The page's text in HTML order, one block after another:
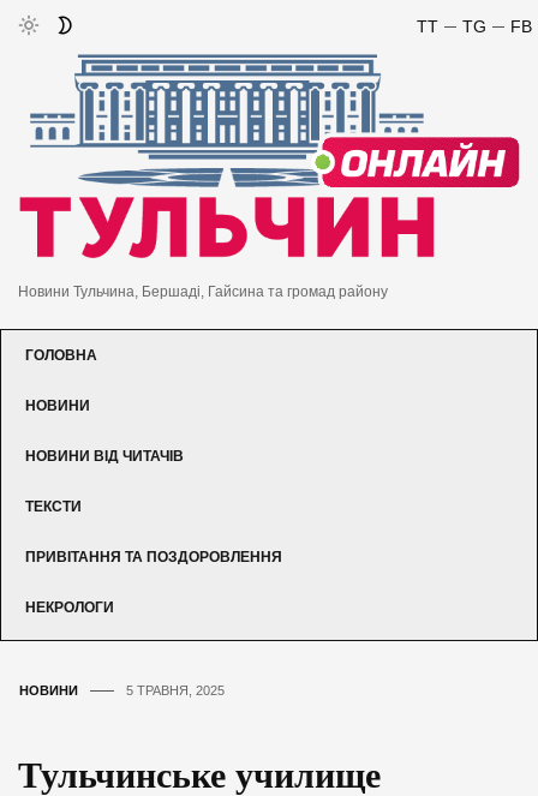
FB
TG
TT
Новини Тульчина, Бершаді, Гайсина та громад району
ГОЛОВНА
НОВИНИ
НОВИНИ ВІД ЧИТАЧІВ
ТЕКСТИ
ПРИВІТАННЯ ТА ПОЗДОРОВЛЕННЯ
НЕКРОЛОГИ
НОВИНИ 5 ТРАВНЯ, 2025
Тульчинське училище